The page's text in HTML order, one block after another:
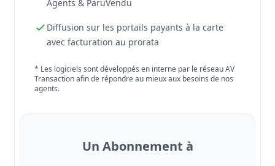
Agents & ParuVendu
Diffusion sur les portails payants à la carte
avec facturation au prorata
* Les logiciels sont développés en interne par le réseau AV
Transaction afin de répondre au mieux aux besoins de nos
agents.
Un Abonnement à